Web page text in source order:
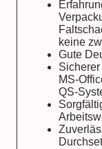
keine
Gute